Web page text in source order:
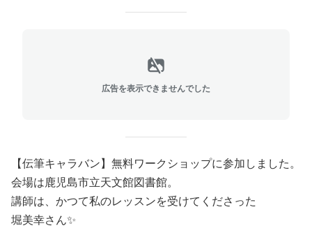
広告を表示できませんでした
【伝筆キャラバン】無料ワークショップに参加しました。
会場は鹿児島市立天文館図書館。
講師は、かつて私のレッスンを受けてくださった
堀美幸さん✨